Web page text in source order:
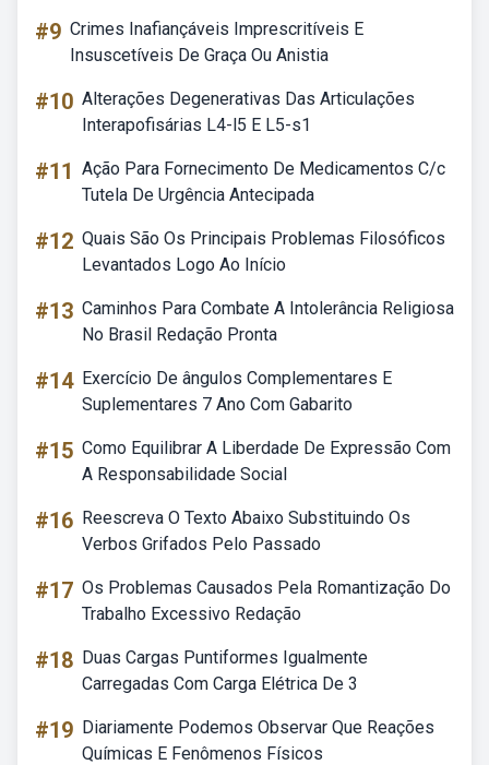
#9 Crimes Inafiançáveis Imprescritíveis E
Insuscetíveis De Graça Ou Anistia
#10 Alterações Degenerativas Das Articulações
Interapofisárias L4-l5 E L5-s1
#11 Ação Para Fornecimento De Medicamentos C/c
Tutela De Urgência Antecipada
#12 Quais São Os Principais Problemas Filosóficos
Levantados Logo Ao Início
#13 Caminhos Para Combate A Intolerância Religiosa
No Brasil Redação Pronta
#14 Exercício De ângulos Complementares E
Suplementares 7 Ano Com Gabarito
#15 Como Equilibrar A Liberdade De Expressão Com
A Responsabilidade Social
#16 Reescreva O Texto Abaixo Substituindo Os
Verbos Grifados Pelo Passado
#17 Os Problemas Causados Pela Romantização Do
Trabalho Excessivo Redação
#18 Duas Cargas Puntiformes Igualmente
Carregadas Com Carga Elétrica De 3
#19 Diariamente Podemos Observar Que Reações
Químicas E Fenômenos Físicos